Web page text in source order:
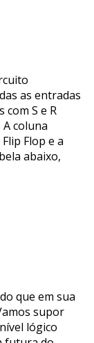
as entradas
com S e R
coluna
Flop e a
abaixo,
que em sua
supor
lógico